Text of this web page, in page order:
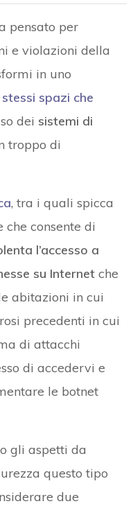
pensato per
e violazioni della
in uno
spazi che
dei sistemi di
troppo di
, tra i quali spicca
consente di
l’accesso a
su Internet che
abitazioni in cui
precedenti in cui
di attacchi
di accedervi e
le botnet
gli aspetti da
questo tipo
due